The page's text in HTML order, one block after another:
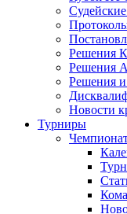
Решения
Решения
Решения и
Новости
Турниры